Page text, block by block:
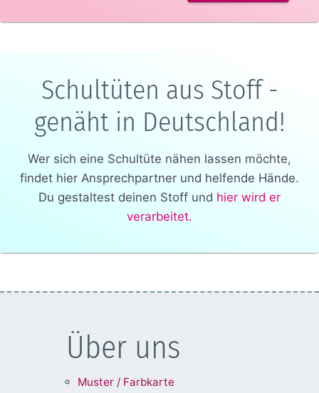
Schultüten aus Stoff -
genäht in Deutschland!
Wer sich eine Schultüte nähen lassen möchte,
findet hier Ansprechpartner und helfende Hände.
Du gestaltest deinen Stoff und hier wird er
verarbeitet.
Über uns
Muster / Farbkarte